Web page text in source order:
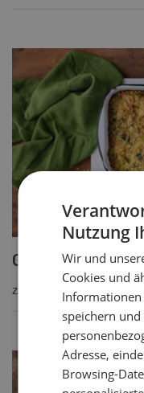
Getreide-
ZUM REZEPT
Nutzung
Wir und
Cookies und
Informationen
speichern
Adresse,
Browsing-